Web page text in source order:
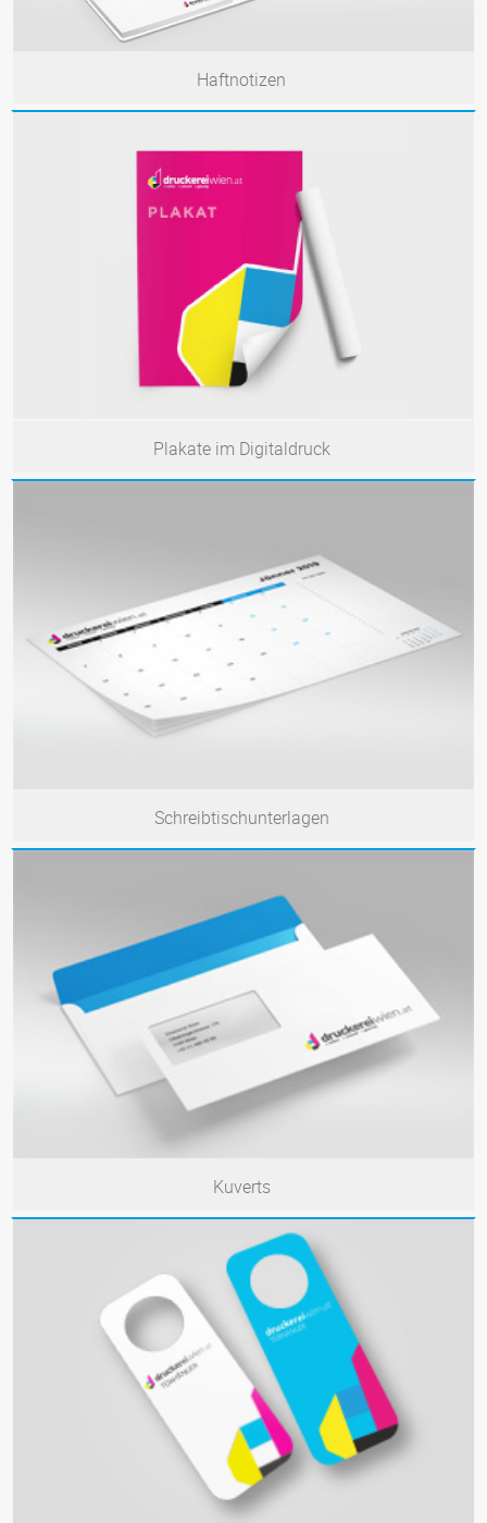
Haftnotizen
Plakate im Digitaldruck
Schreibtischunterlagen
Kuverts